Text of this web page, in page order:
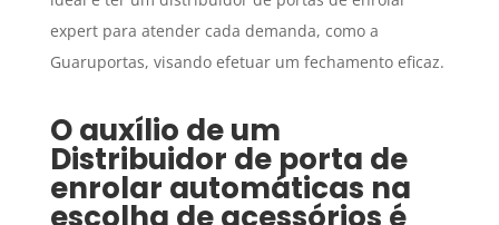
expert para atender cada demanda, como a
Guaruportas, visando efetuar um fechamento eficaz.
O auxílio de um
Distribuidor de porta de
enrolar automáticas na